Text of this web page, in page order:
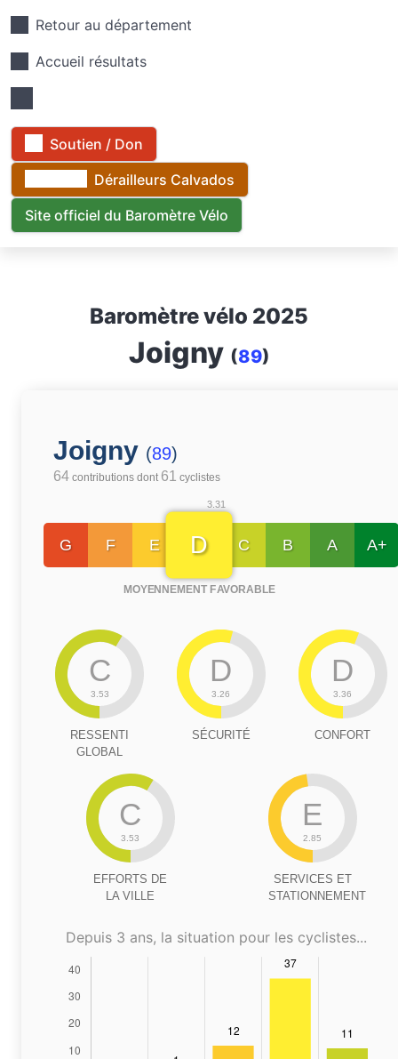
Retour au département
Accueil résultats
Soutien / Don
Dérailleurs Calvados
Site officiel du Baromètre Vélo
Baromètre vélo 2025
Joigny (89)
Joigny (89)
64 contributions dont 61 cyclistes
G F E
3.31
D
MOYENNEMENT FAVORABLE
C B A A+
C
3.53
RESSENTI
GLOBAL
D
3.26
SÉCURITÉ
D
3.36
CONFORT
C
3.53
EFFORTS DE
LA VILLE
E
2.85
SERVICES ET
STATIONNEMENT
Depuis 3 ans, la situation pour les cyclistes...